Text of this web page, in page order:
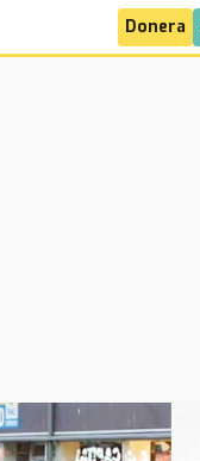
Donera